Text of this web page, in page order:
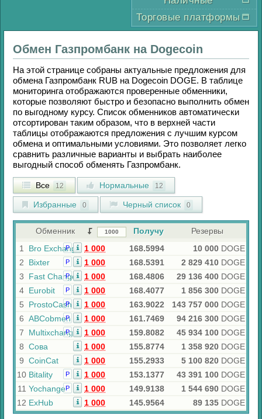
Торговые платформы
Обмен Газпромбанк на Dogecoin
На этой странице собраны актуальные предложения для
обмена Газпромбанк RUB на Dogecoin DOGE. В таблице
мониторинга отображаются проверенные обменники,
которые позволяют быстро и безопасно выполнить обмен
по выгодному курсу. Список обменников автоматически
отсортирован таким образом, что в верхней части
таблицы отображаются предложения с лучшим курсом
обмена и оптимальными условиями. Это позволяет легко
сравнить различные варианты и выбрать наиболее
выгодный способ обменять Газпромбанк.
Все 12 Нормальные 12
Избранные 0 Черный список 0
Обменник Получу
Резервы
1
Bro Exchange
Р 1 000 168.5994 10 000 DOGE
2
Bixter Р 1 000 168.5391 2 829 410 DOGE
3
Fast Change
Р 1 000 168.4806 29 136 400 DOGE
4 Eurobit Р 1 000 168.4077 1 856 300 DOGE
5
ProstoCash
Р 1 000 163.9022 143 757 000 DOGE
6 ABCobmen
Р 1 000 161.7469 94 216 300 DOGE
7
Multixchange
Р 1 000 159.8082 45 934 100 DOGE
8 Сова 1 000 155.8774 1 358 920 DOGE
9 CoinCat 1 000 155.2933 5 100 820 DOGE
10 Bitality Р 1 000 153.1377 43 391 100 DOGE
11 YochangeР 1 000 149.9138 1 544 690 DOGE
12 ExHub 1 000 145.9564 89 135 DOGE